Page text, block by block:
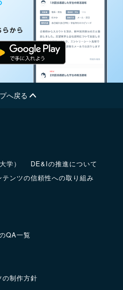
へ戻る
学）
DE&Iの推進について
テンツの信頼性への取り組み
QA一覧
制作方針